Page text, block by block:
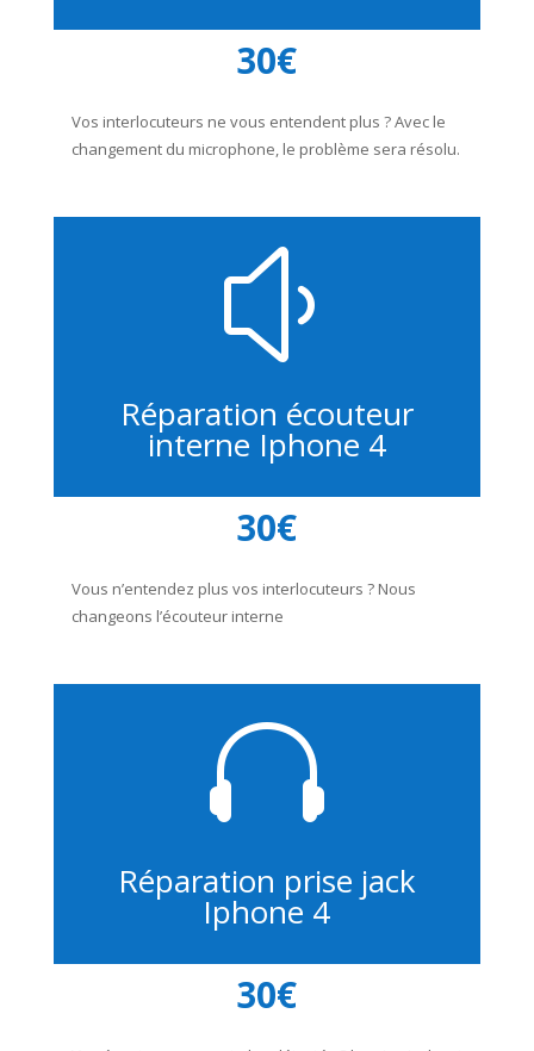
30€
Vos interlocuteurs ne vous entendent plus ? Avec le
changement du microphone, le problème sera résolu.
y
Réparation écouteur
interne Iphone 4
30€
Vous n’entendez plus vos interlocuteurs ? Nous
changeons l’écouteur interne

Réparation prise jack
Iphone 4
30€